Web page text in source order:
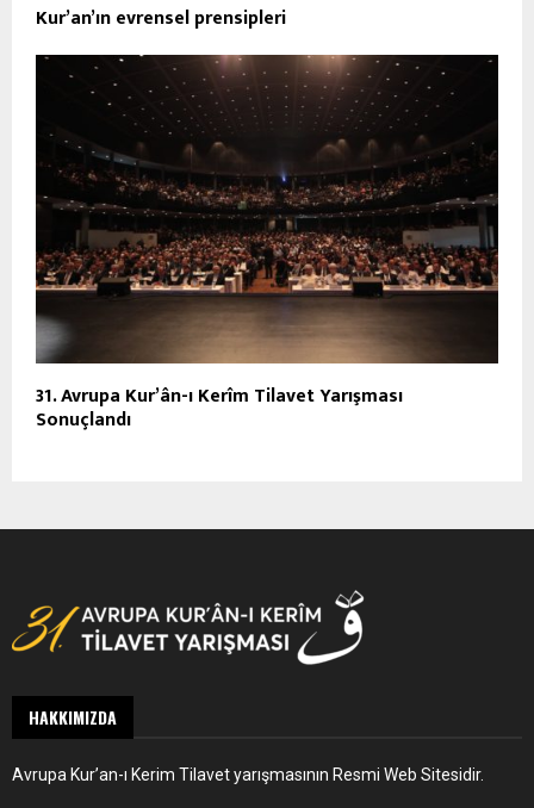
Kur’an’ın evrensel prensipleri
31. Avrupa Kur’ân-ı Kerîm Tilavet Yarışması
Sonuçlandı
HAKKIMIZDA
Avrupa Kur’an-ı Kerim Tilavet yarışmasının Resmi Web Sitesidir.